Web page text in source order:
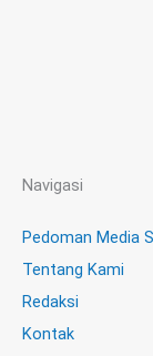
Navigasi
Pedoman Media
Tentang Kami
Redaksi
Kontak